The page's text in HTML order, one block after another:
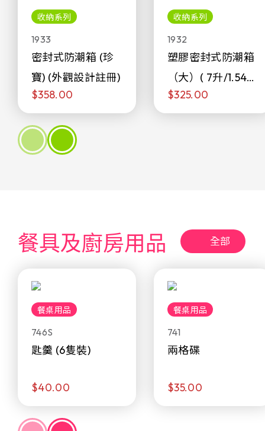
收納系列
1933
密封式防潮箱 (珍
寶) (外觀設計註冊)
$358.00
收納系列
1932
塑膠密封式防潮箱
（大）( 7升/1.54加
侖)
$325.00
餐具及廚房用品 全部
餐桌用品
746S
匙羹 (6隻裝)
$40.00
餐桌用品
741
兩格碟
$35.00